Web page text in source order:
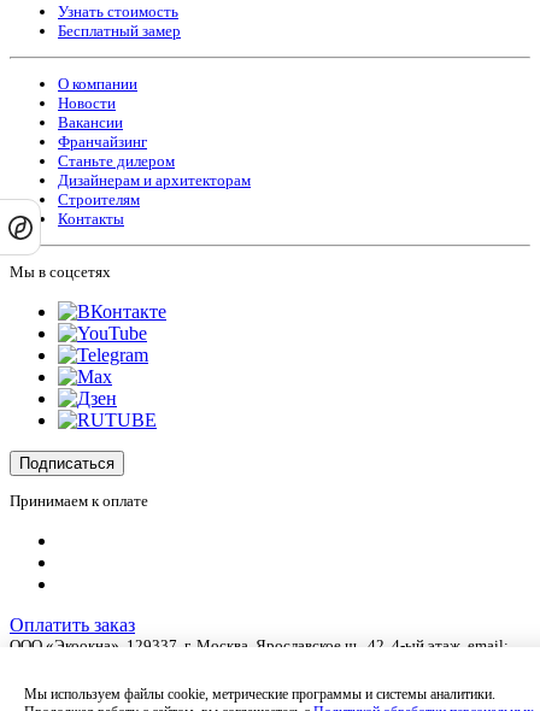
Узнать стоимость
Бесплатный замер
О компании
Новости
Вакансии
Франчайзинг
Станьте дилером
Дизайнерам и архитекторам
Строителям
Контакты
Мы в соцсетях
Подписаться
Принимаем к оплате
Оплатить заказ
ООО «Экоокна», 129337, г. Москва Ярославское ш., 42 , 4-ый этаж, email:
своих персональных данных в соответствии сполитикой
Мы используем файлы cookie, метрические программы и системы аналитики.